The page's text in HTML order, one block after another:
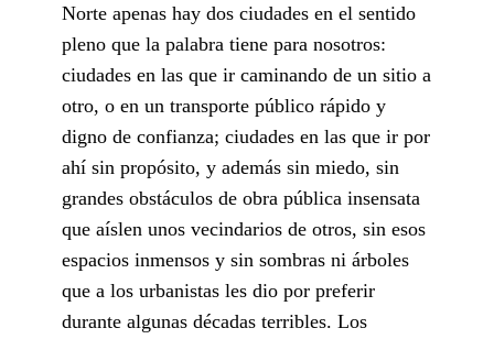
Norte apenas hay dos ciudades en el sentido
pleno que la palabra tiene para nosotros:
ciudades en las que ir caminando de un sitio a
otro, o en un transporte público rápido y
digno de confianza; ciudades en las que ir por
ahí sin propósito, y además sin miedo, sin
grandes obstáculos de obra pública insensata
que aíslen unos vecindarios de otros, sin esos
espacios inmensos y sin sombras ni árboles
que a los urbanistas les dio por preferir
durante algunas décadas terribles. Los